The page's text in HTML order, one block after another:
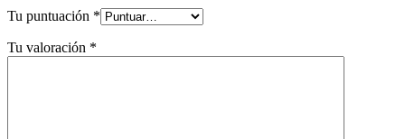
Tu puntuación *
Tu valoración *